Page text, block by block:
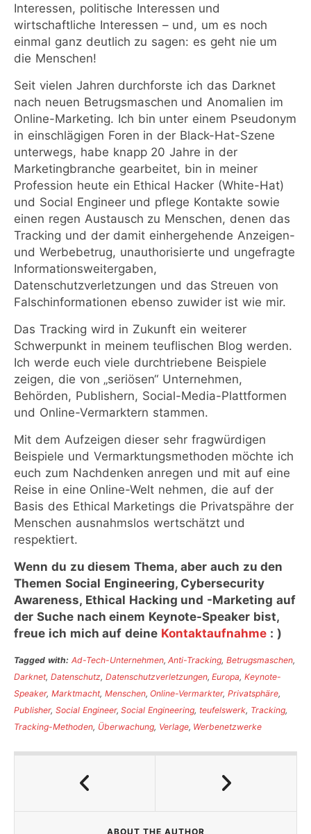
Interessen, politische Interessen und
wirtschaftliche Interessen – und, um es noch
einmal ganz deutlich zu sagen: es geht nie um
die Menschen!
Seit vielen Jahren durchforste ich das Darknet
nach neuen Betrugsmaschen und Anomalien im
Online-Marketing. Ich bin unter einem Pseudonym
in einschlägigen Foren in der Black-Hat-Szene
unterwegs, habe knapp 20 Jahre in der
Marketingbranche gearbeitet, bin in meiner
Profession heute ein Ethical Hacker (White-Hat)
und Social Engineer und pflege Kontakte sowie
einen regen Austausch zu Menschen, denen das
Tracking und der damit einhergehende Anzeigen-
und Werbebetrug, unauthorisierte und ungefragte
Informationsweitergaben,
Datenschutzverletzungen und das Streuen von
Falschinformationen ebenso zuwider ist wie mir.
Das Tracking wird in Zukunft ein weiterer
Schwerpunkt in meinem teuflischen Blog werden.
Ich werde euch viele durchtriebene Beispiele
zeigen, die von „seriösen“ Unternehmen,
Behörden, Publishern, Social-Media-Plattformen
und Online-Vermarktern stammen.
Mit dem Aufzeigen dieser sehr fragwürdigen
Beispiele und Vermarktungsmethoden möchte ich
euch zum Nachdenken anregen und mit auf eine
Reise in eine Online-Welt nehmen, die auf der
Basis des Ethical Marketings die Privatspähre der
Menschen ausnahmslos wertschätzt und
respektiert.
Wenn du zu diesem Thema, aber auch zu den
Themen Social Engineering, Cybersecurity
Awareness, Ethical Hacking und -Marketing auf
der Suche nach einem Keynote-Speaker bist,
freue ich mich auf deine Kontaktaufnahme : )
Tagged with: Ad-Tech-Unternehmen,Anti-Tracking,Betrugsmaschen,
Darknet, Datenschutz, Datenschutzverletzungen,Europa,Keynote-
Speaker, Marktmacht, Menschen, Online-Vermarkter,Privatsphäre,
Publisher, Social Engineer,Social Engineering, teufelswerk, Tracking,
Tracking-Methoden, Überwachung, Verlage, Werbenetzwerke
ABOUT THE AUTHOR